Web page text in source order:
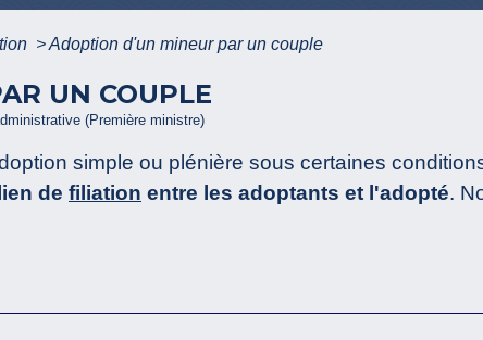
>Adoption d'un mineur par un couple
UN COUPLE
(Première ministre)
simple ou plénière sous certaines
de filiation entre les adoptants et l'adopté.